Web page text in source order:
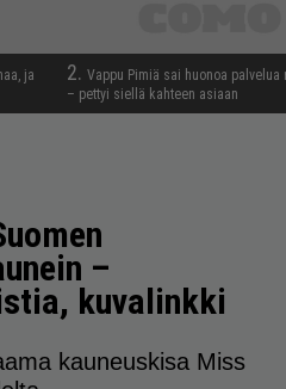
ja
2. Vappu Pimiä sai huonoa palvelua
– pettyi siellä kahteen asiaan
–
kuvalinkki
kauneuskisa Miss